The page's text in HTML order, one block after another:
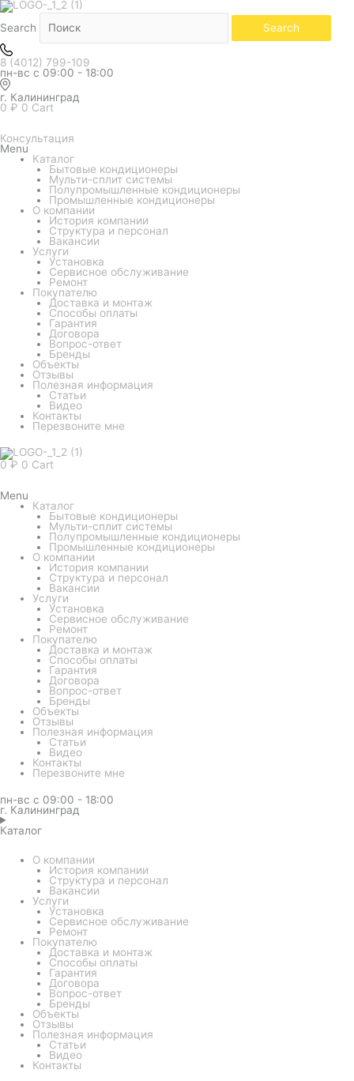
Search Search
8 (4012) 799-109
пн-вс с 09:00 - 18:00
г. Калининград
0 ₽ 0 Cart
Консультация
Menu
Каталог
Бытовые кондиционеры
Мульти-сплит системы
Полупромышленные кондиционеры
Промышленные кондиционеры
О компании
История компании
Структура и персонал
Вакансии
Услуги
Установка
Сервисное обслуживание
Ремонт
Покупателю
Доставка и монтаж
Способы оплаты
Гарантия
Договора
Вопрос-ответ
Бренды
Объекты
Отзывы
Полезная информация
Статьи
Видео
Контакты
Перезвоните мне
0 ₽ 0 Cart
Menu
Каталог
Бытовые кондиционеры
Мульти-сплит системы
Полупромышленные кондиционеры
Промышленные кондиционеры
О компании
История компании
Структура и персонал
Вакансии
Услуги
Установка
Сервисное обслуживание
Ремонт
Покупателю
Доставка и монтаж
Способы оплаты
Гарантия
Договора
Вопрос-ответ
Бренды
Объекты
Отзывы
Полезная информация
Статьи
Видео
Контакты
Перезвоните мне
пн-вс с 09:00 - 18:00
г. Калининград
Каталог
О компании
История компании
Структура и персонал
Вакансии
Услуги
Установка
Сервисное обслуживание
Ремонт
Покупателю
Доставка и монтаж
Способы оплаты
Гарантия
Договора
Вопрос-ответ
Бренды
Объекты
Отзывы
Полезная информация
Статьи
Видео
Контакты
Белый
Количество
товара
Кондиционер
Kentatsu
серия
KANAMI
R32
KSGA70HFRN1/KSRA70HFRN1/-40